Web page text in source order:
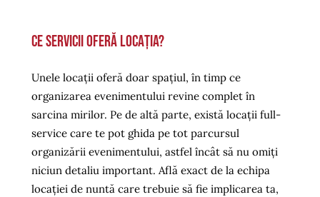
Ce servicii oferă locația?
Unele locații oferă doar spațiul, în timp ce
organizarea evenimentului revine complet în
sarcina mirilor. Pe de altă parte, există locații full-
service care te pot ghida pe tot parcursul
organizării evenimentului, astfel încât să nu omiți
niciun detaliu important. Află exact de la echipa
locației de nuntă care trebuie să fie implicarea ta,